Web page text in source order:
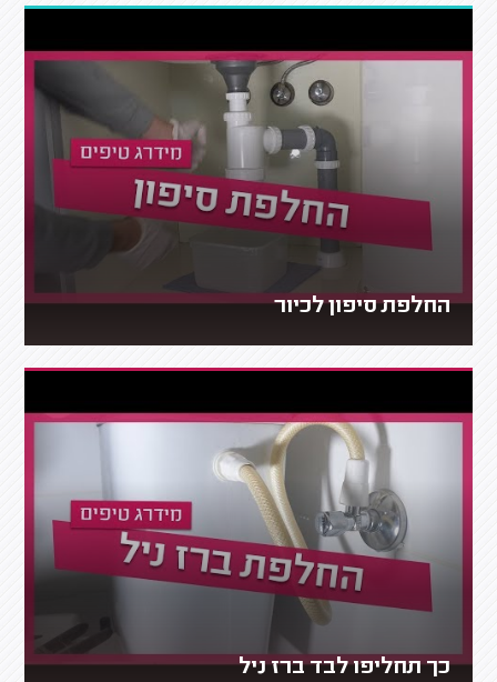
החלפת סיפון לכיור
כך תחליפו לבד ברז ניל